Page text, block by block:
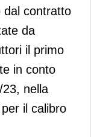
dal contratto
da
il primo
in conto
nella
il calibro